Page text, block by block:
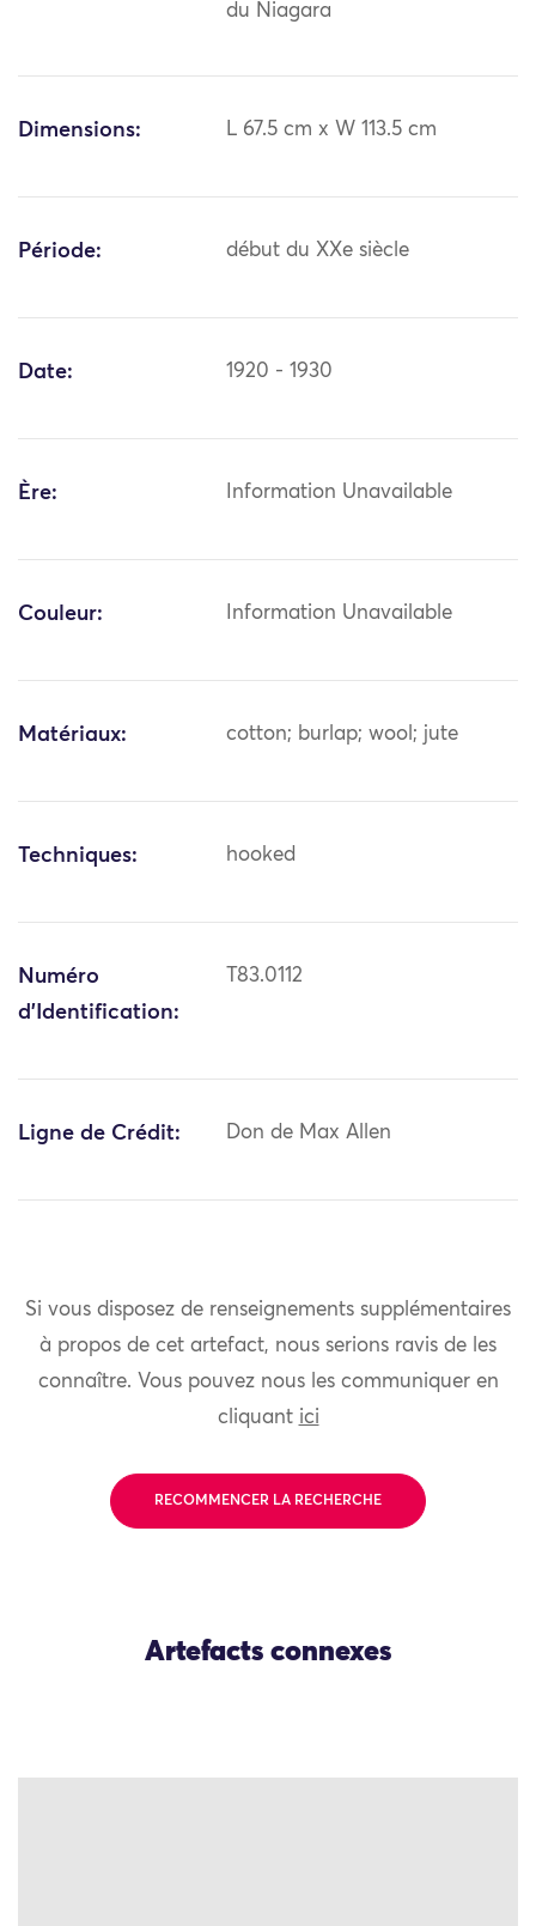
du Niagara
Dimensions: L 67.5 cm x W 113.5 cm
Période: début du XXe siècle
Date: 1920 - 1930
Ère: Information Unavailable
Couleur: Information Unavailable
Matériaux: cotton; burlap; wool; jute
Techniques: hooked
Numéro
d'Identification:
T83.0112
Ligne de Crédit: Don de Max Allen
Si vous disposez de renseignements supplémentaires
à propos de cet artefact, nous serions ravis de les
connaître. Vous pouvez nous les communiquer en
cliquant ici
RECOMMENCER LA RECHERCHE
Artefacts connexes